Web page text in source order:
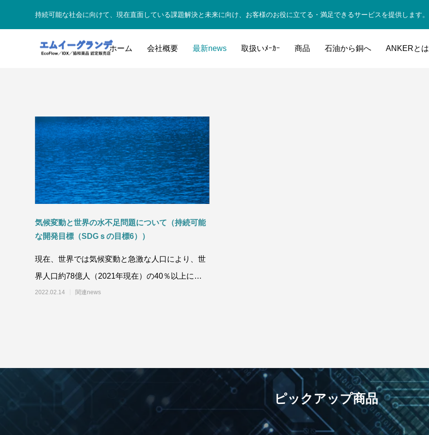
持続可能な社会に向けて、現在直面している課題解決と未来に向け、お客様のお役に立てる・満足できるサービスを提供します。
ホーム 会社概要 最新news 取扱いﾒｰｶｰ 商品 石油から銅へ ANKERとは
気候変動と世界の水不足問題について（持続可能
な開発目標（SDGｓの目標6））
現在、世界では気候変動と急激な人口により、世
界人口約78億人（2021年現在）の40％以上にあた
る36億人が水不足に悩まされています。世界
2022.02.14 関連news
ピックアップ商品